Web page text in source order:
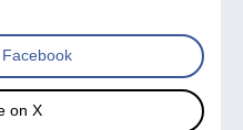
on X